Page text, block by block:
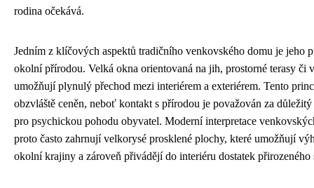
rodina očekává.
Jedním z klíčových aspektů tradičního venkovského domu je jeho
okolní přírodou. Velká okna orientovaná na jih, prostorné terasy či
umožňují plynulý přechod mezi interiérem a exteriérem. Tento
obzvláště ceněn, neboť kontakt s přírodou je považován za
pro psychickou pohodu obyvatel. Moderní interpretace
proto často zahrnují velkorysé prosklené plochy, které umožňují
okolní krajiny a zároveň přivádějí do interiéru dostatek přirozeného